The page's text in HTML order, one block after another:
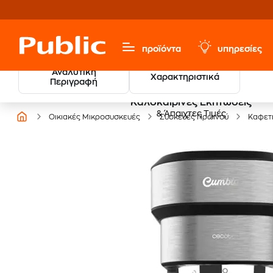
προϊόντα υπηρεσίες
Αναλυτική
Περιγραφή
Χαρακτηριστικά
Καλοκαιρινές Εκπτώσεις
& Άπαιχτες Τιμές
Οικιακές Μικροσυσκευές Συσκευές Πρωινού